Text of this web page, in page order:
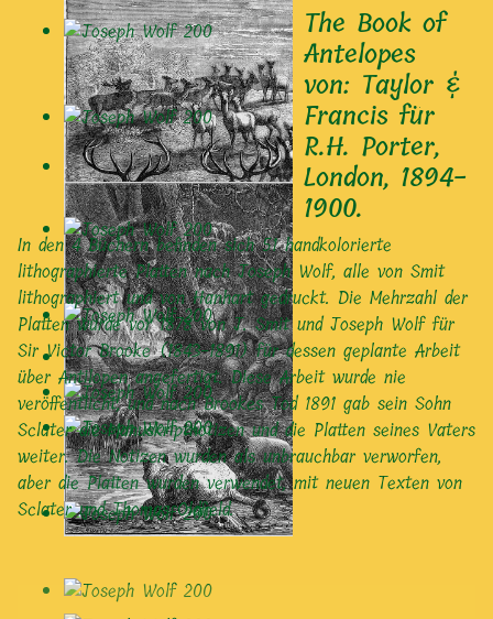
The Book of
Antelopes
von: Taylor &
Francis für
R.H. Porter,
London, 1894-
1900.
In den 4 Büchern befinden sich 51 handkolorierte
lithographierte Platten nach Joseph Wolf, alle von Smit
lithographiert und von Hanhart gedruckt. Die Mehrzahl der
Platten wurde vor 1878 von J. Smit und Joseph Wolf für
Sir Victor Brooke (1843-1891) für dessen geplante Arbeit
über Antilopen angefertigt. Diese Arbeit wurde nie
veröffentlicht, und nach Brookes Tod 1891 gab sein Sohn
Sclater die Manuskriptnotizen und die Platten seines Vaters
weiter. Die Notizen wurden als unbrauchbar verworfen,
aber die Platten wurden verwendet, mit neuen Texten von
Sclater und Thomas Oldfield.